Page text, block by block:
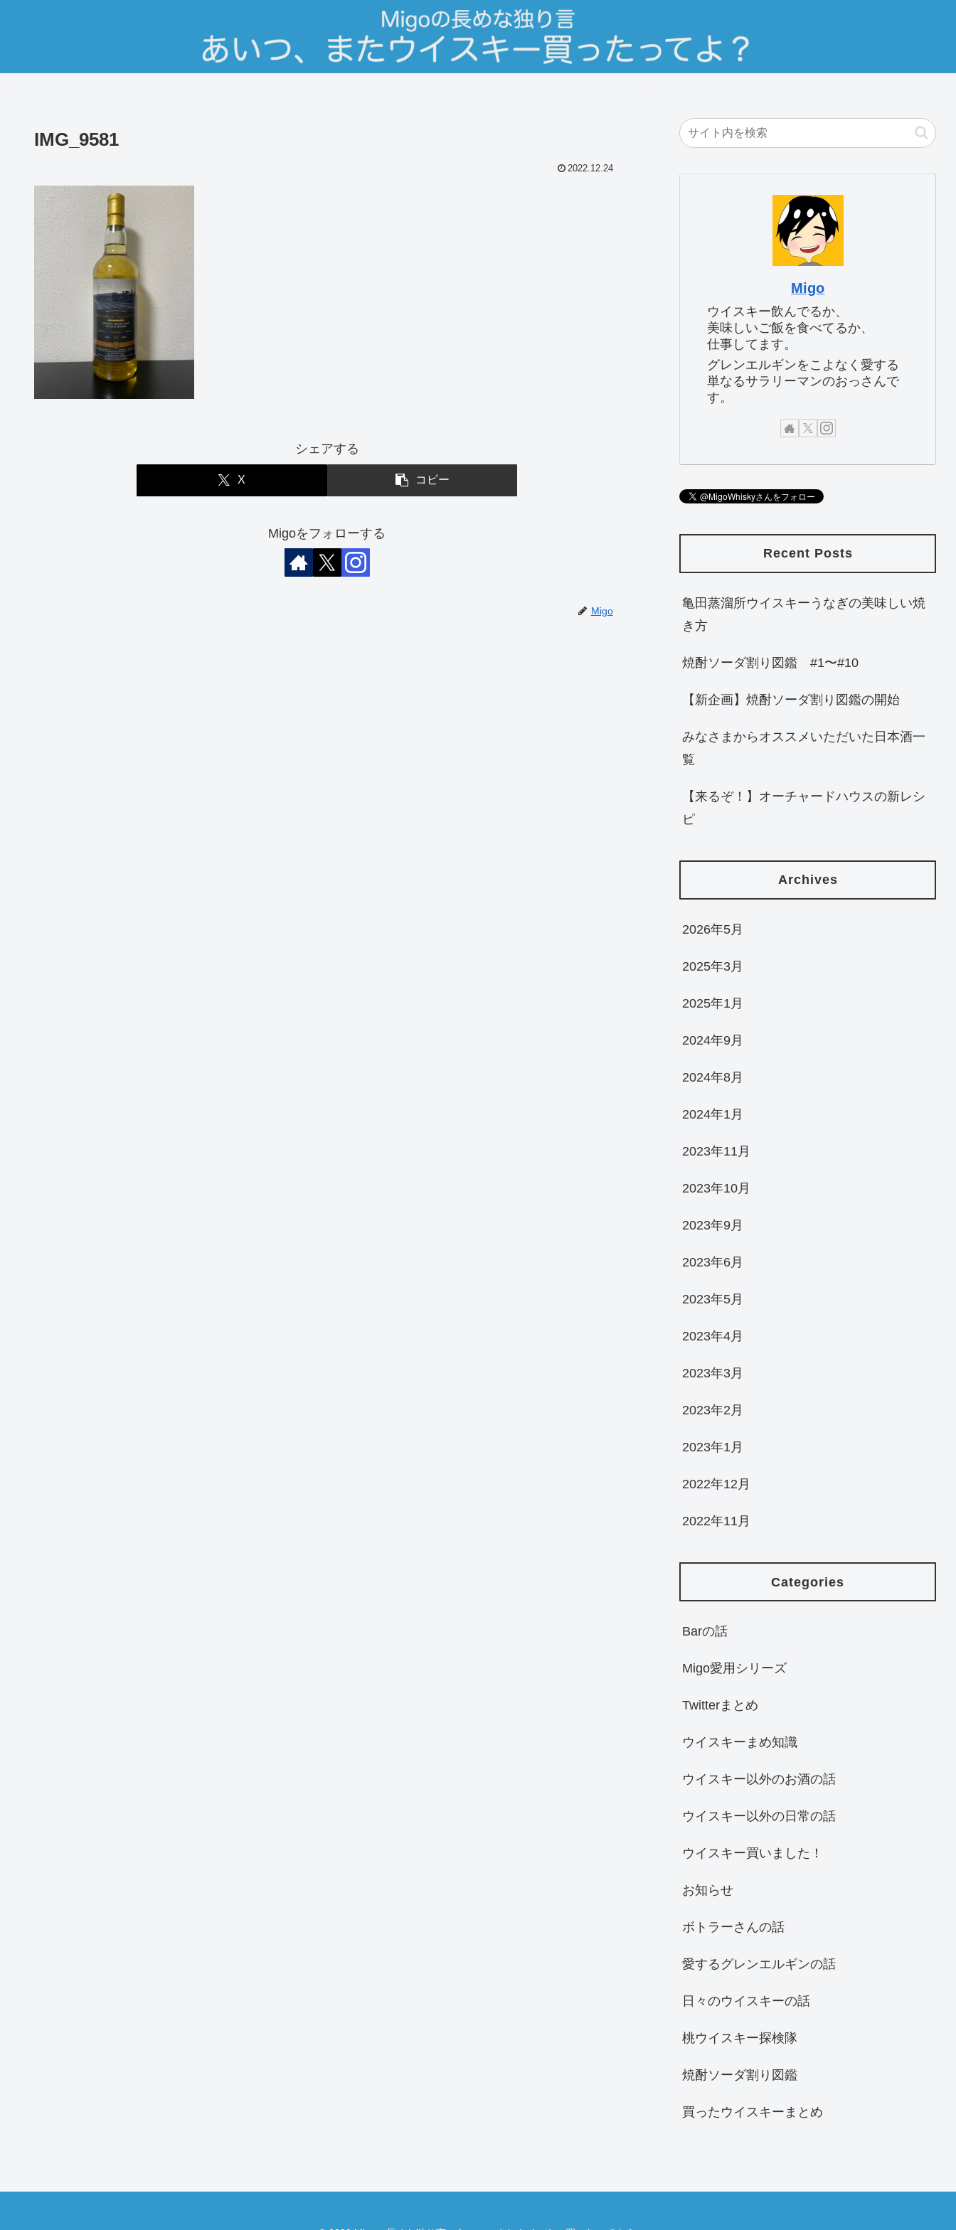
IMG_9581
2022.12.24
シェアする
X コピー
Migoをフォローする
Migo
Migo
ウイスキー飲んでるか、
美味しいご飯を食べてるか、
仕事してます。
グレンエルギンをこよなく愛する
単なるサラリーマンのおっさんで
す。
Recent Posts
亀田蒸溜所ウイスキーうなぎの美味しい焼
き方
焼酎ソーダ割り図鑑 #1〜#10
【新企画】焼酎ソーダ割り図鑑の開始
みなさまからオススメいただいた日本酒一
覧
【来るぞ！】オーチャードハウスの新レシ
ピ
Archives
2026年5月
2025年3月
2025年1月
2024年9月
2024年8月
2024年1月
2023年11月
2023年10月
2023年9月
2023年6月
2023年5月
2023年4月
2023年3月
2023年2月
2023年1月
2022年12月
2022年11月
Categories
Barの話
Migo愛用シリーズ
Twitterまとめ
ウイスキーまめ知識
ウイスキー以外のお酒の話
ウイスキー以外の日常の話
ウイスキー買いました！
お知らせ
ボトラーさんの話
愛するグレンエルギンの話
日々のウイスキーの話
桃ウイスキー探検隊
焼酎ソーダ割り図鑑
買ったウイスキーまとめ